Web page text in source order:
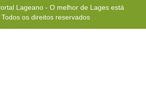
Lageano - O melhor de Lages está
os direitos reservados